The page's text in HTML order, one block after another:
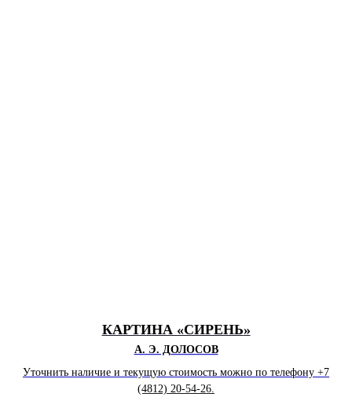
КАРТИНА «СИРЕНЬ»
А. Э. ДОЛОСОВ
Уточнить наличие и текущую стоимость можно по телефону +7
(4812) 20-54-26.